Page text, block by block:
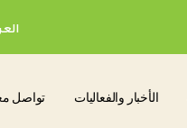
الأخبار والفعاليات تواصل